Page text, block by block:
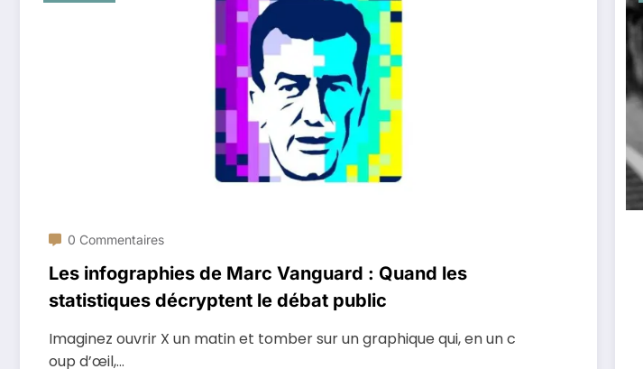
0 Commentaires
Les infographies de Marc Vanguard : Quand les
statistiques décryptent le débat public
Imaginez ouvrir X un matin et tomber sur un graphique qui, en un c
oup d’œil,…